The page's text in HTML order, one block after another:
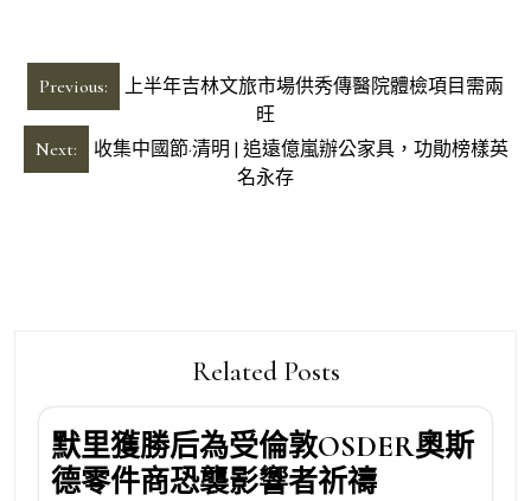
文
章
導
Previous:
上半年吉林文旅市場供秀傳醫院體檢項目需兩
旺
Next:
收集中國節·清明 | 追遠億嵐辦公家具，功勛榜樣英
名永存
Related Posts
默里獲勝后為受倫敦OSDER奧斯
德零件商恐襲影響者祈禱